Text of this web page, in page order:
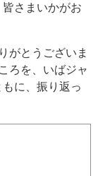
さまいかがお
がとうございま
ろを、いばジャ
に、振り返っ